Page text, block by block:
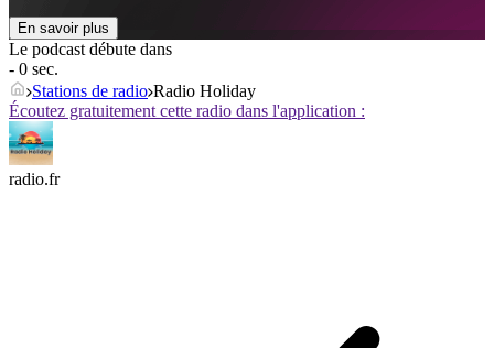
En savoir plus
Le podcast débute dans
- 0 sec.
Stations de radio Radio Holiday
Écoutez gratuitement cette radio dans l'application :
radio.fr